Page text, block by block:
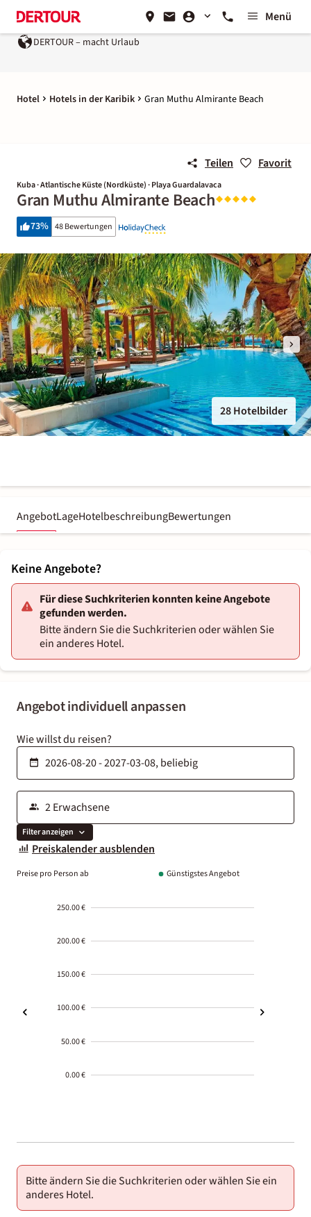
Menü
DERTOUR – macht Urlaub
Hotel Hotels in der Karibik Gran Muthu Almirante Beach
Teilen Favorit
Kuba · Atlantische Küste (Nordküste) · Playa Guardalavaca
Gran Muthu Almirante Beach
73% 48 Bewertungen
28 Hotelbilder
AngebotLageHotelbeschreibungBewertungen
Angebot individuell anpassen
Wie willst du reisen?
Filter anzeigen
Preiskalender ausblenden
Preise pro Person ab Günstigstes Angebot
250.00 €
200.00 €
150.00 €
100.00 €
50.00 €
0.00 €
01-02
Bitte ändern Sie die Suchkriterien oder wählen Sie ein
anderes Hotel.
Keine Angebote?
Für diese Suchkriterien konnten keine Angebote
gefunden werden.
Bitte ändern Sie die Suchkriterien oder wählen Sie
ein anderes Hotel.